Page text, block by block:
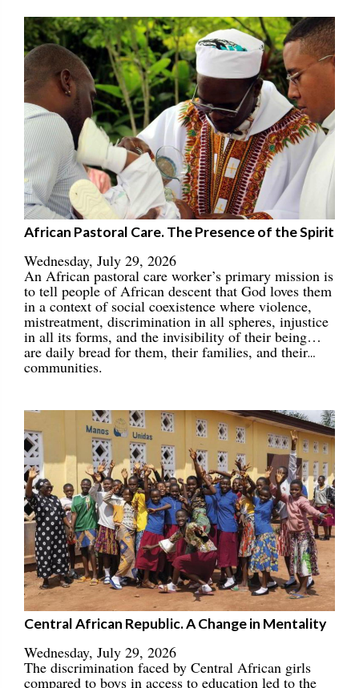
African Pastoral Care. The Presence of the Spirit
Wednesday, July 29, 2026
An African pastoral care worker’s primary mission is
to tell people of African descent that God loves them
in a context of social coexistence where violence,
mistreatment, discrimination in all spheres, injustice
in all its forms, and the invisibility of their being…
are daily bread for them, their families, and their
communities.
Central African Republic. A Change in Mentality
Wednesday, July 29, 2026
The discrimination faced by Central African girls
compared to boys in access to education led to the